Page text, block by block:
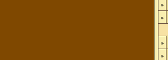
»
»
»
»